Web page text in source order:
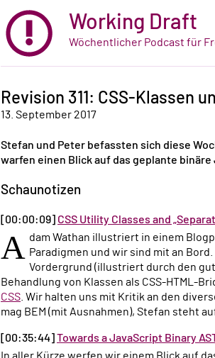
Working Draft
Wöchentlicher Podcast für
Revision 311: CSS-Klassen
13. September 2017
Stefan und Peter befassten sich diese
warfen einen Blick auf das geplante binäre
Schaunotizen
[00:00:09] CSS Utility Classes and
A dam Wathan illustriert in einem
Paradigmen und wir sind mit an
Vordergrund (illustriert durch den
Behandlung von Klassen als CSS-HTML-
CSS . Wir halten uns mit Kritik an den
mag BEM (mit Ausnahmen), Stefan steht
[00:35:44] Towards a JavaScript Binary